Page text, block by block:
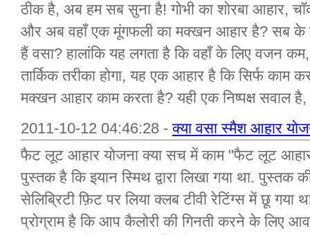
ठीक है, अब हम सब सुना है! गोभी का शोरबा आहार,
और अब वहाँ एक मूंगफली का मक्खन आहार है? सब
हैं वसा? हालांकि यह लगता है कि वहाँ के लिए वजन
तार्किक तरीका होगा, यह एक आहार है कि सिर्फ
मक्खन आहार काम करता है? यही एक निष्पक्ष सवाल
2011-10-12 04:46:28 -क्या वसा स्मैश आहार
फैट लूट आहार योजना क्या सच में काम "फैट लूट
पुस्तक है कि इयान स्मिथ द्वारा लिखा गया था. पुस्तक
सेलिब्रिटी फ़िट पर लिया क्लब टीवी रेटिंग्स में छू
प्रोग्राम है कि आप कैलोरी की गिनती करने के लिए